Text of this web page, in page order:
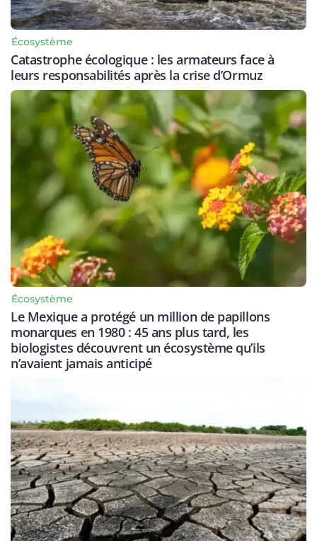
Écosystème
Catastrophe écologique : les armateurs face à
leurs responsabilités après la crise d’Ormuz
Écosystème
Le Mexique a protégé un million de papillons
monarques en 1980 : 45 ans plus tard, les
biologistes découvrent un écosystème qu’ils
n’avaient jamais anticipé